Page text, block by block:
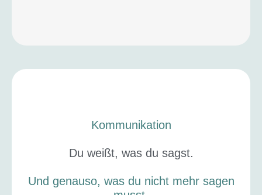
Kommunikation
Du weißt, was du sagst.
Und genauso, was du nicht mehr sagen